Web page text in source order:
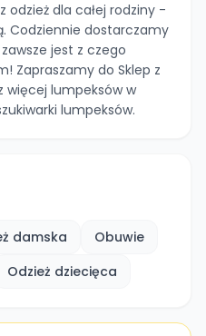
odzież dla całej rodziny -
Codziennie dostarczamy
jest z czego
Zapraszamy do Sklep z
więcej lumpeksów w
lumpeksów.
damska
Obuwie
Odzież dziecięca